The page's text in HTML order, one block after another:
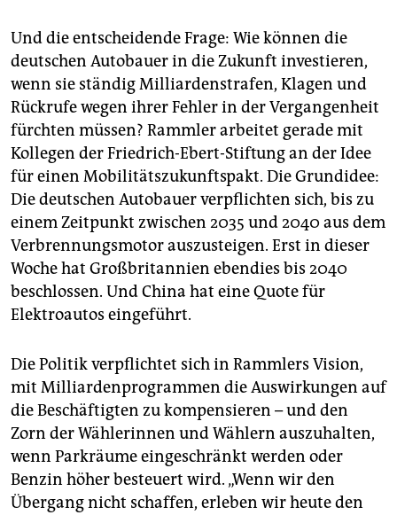
Und die entscheidende Frage: Wie können die
deutschen Autobauer in die Zukunft investieren,
wenn sie ständig Milliardenstrafen, Klagen und
Rückrufe wegen ihrer Fehler in der Vergangenheit
fürchten müssen? Rammler arbeitet gerade mit
Kollegen der Friedrich-Ebert-Stiftung an der Idee
für einen Mobilitätszukunftspakt. Die Grundidee:
Die deutschen Autobauer verpflichten sich, bis zu
einem Zeitpunkt zwischen 2035 und 2040 aus dem
Verbrennungsmotor auszusteigen. Erst in dieser
Woche hat Großbritannien ebendies bis 2040
beschlossen. Und China hat eine Quote für
Elektroautos eingeführt.
Die Politik verpflichtet sich in Rammlers Vision,
mit Milliar­denprogrammen die Auswirkungen auf
die Beschäftigten zu kompensieren – und den
Zorn der Wählerinnen und Wählern auszuhalten,
wenn Parkräume eingeschränkt werden oder
Benzin höher besteuert wird. „Wenn wir den
Übergang nicht schaffen, erleben wir heute den